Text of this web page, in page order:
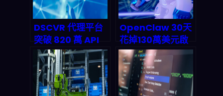
DSCVR 代理平台
突破 820 萬 API
調用——「代理即
服務」藍海如何重
塑 2026 AI 基礎設
施版圖
OpenClaw 30天
花掉130萬美元啟
示錄：當AI
Agent不再需要看
帳單，開發者到底
該不該恐慌？